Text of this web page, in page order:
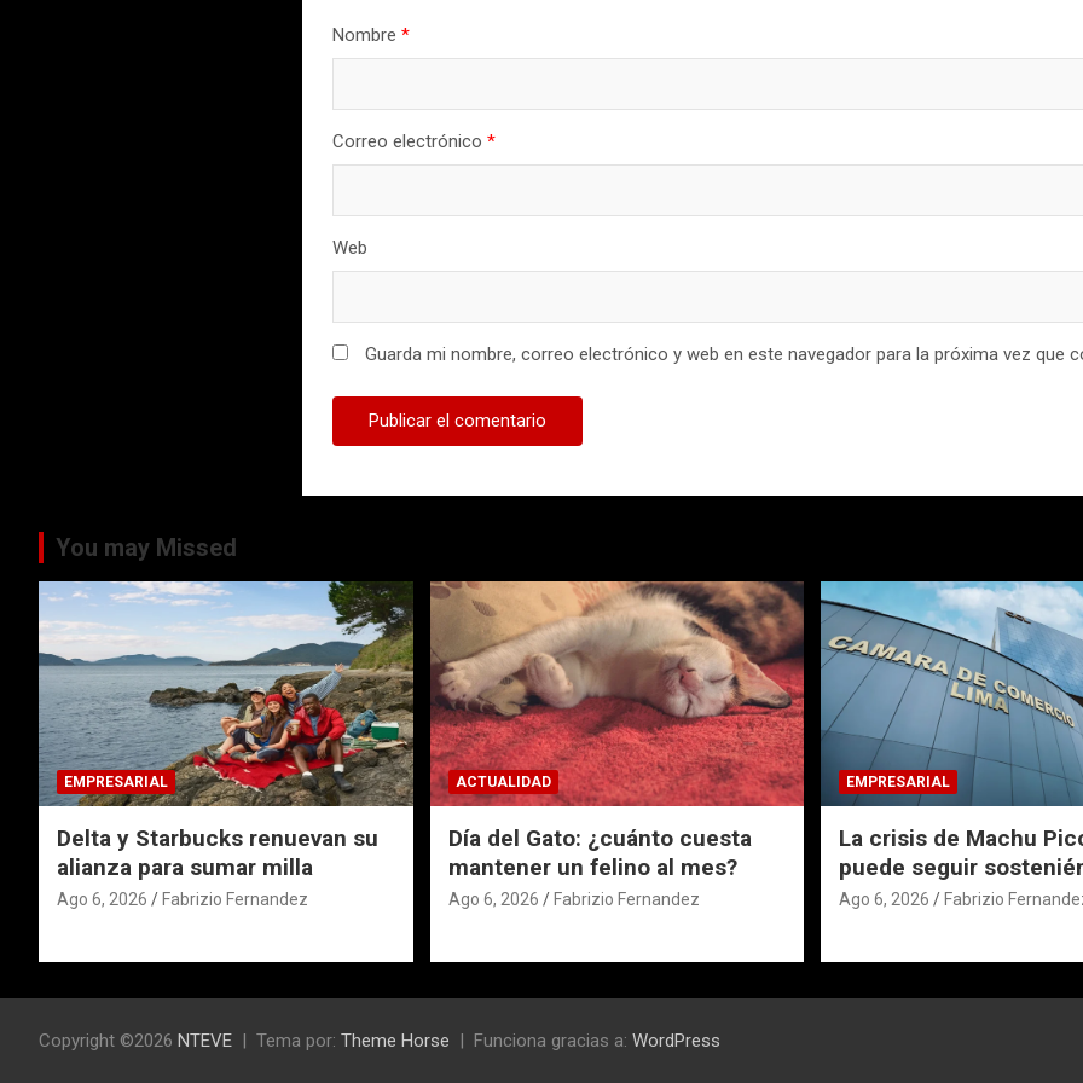
Nombre*
Correo electrónico*
Web
Guarda mi nombre, correo electrónico y web en este navegador para la próxima vez que
You may Missed
EMPRESARIAL
Delta y Starbucks renuevan su
alianza para sumar milla
Ago 6, 2026 Fabrizio Fernandez
ACTUALIDAD
Día del Gato: ¿cuánto cuesta
mantener un felino al mes?
Ago 6, 2026 Fabrizio Fernandez
EMPRESARIAL
La crisis de Machu
puede seguir
Ago 6, 2026 Fabrizio
Copyright ©2026 NTEVE Tema por: Theme Horse Funciona gracias a: WordPress